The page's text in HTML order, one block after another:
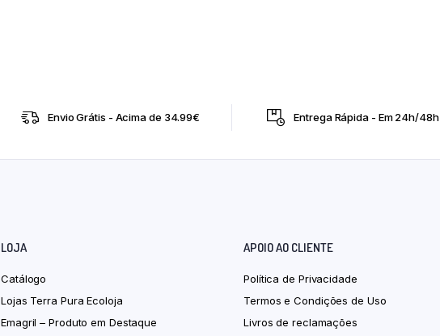
Envio Grátis - Acima de 34.99€ Entrega Rápida - Em 24h/48h
LOJA
Catálogo
Lojas Terra Pura Ecoloja
Emagril – Produto em Destaque
APOIO AO CLIENTE
Política de Privacidade
Termos e Condições de Uso
Livros de reclamações